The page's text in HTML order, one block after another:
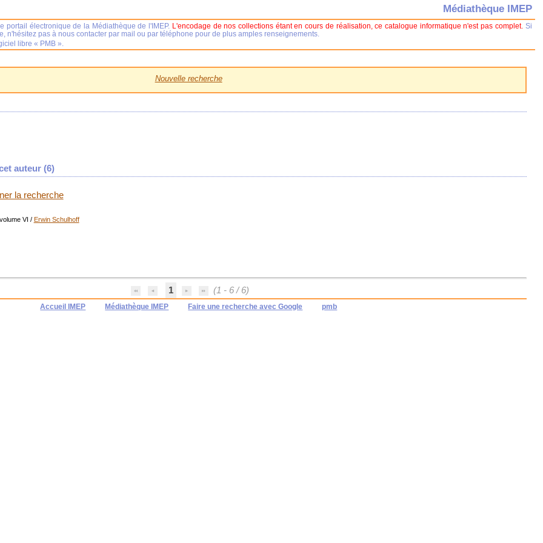
Nouvelle recherche
auteur (6)
la recherche
VI / Erwin Schulhoff
1 (1 - 6 / 6)
Accueil IMEP Médiathèque IMEP Faire une recherche avec Google pmb
Médiathèque IMEP
portail électronique de la Médiathèque de l'IMEP. L'encodage de nos collections étant en cours de réalisation, ce catalogue informatique n'est pas complet. Si
n'hésitez pas à nous contacter par mail ou par téléphone pour de plus amples renseignements.
libre « PMB ».